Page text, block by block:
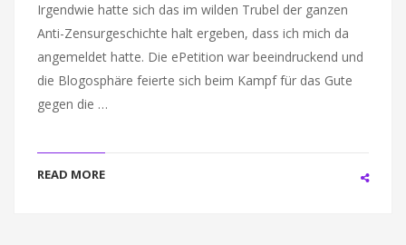
Irgendwie hatte sich das im wilden Trubel der ganzen
Anti-Zensurgeschichte halt ergeben, dass ich mich da
angemeldet hatte. Die ePetition war beeindruckend und
die Blogosphäre feierte sich beim Kampf für das Gute
gegen die …
READ MORE